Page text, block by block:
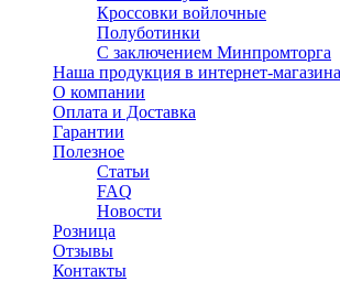
Кроссовки войлочные
Полуботинки
C заключением Минпромторга
Наша продукция в интернет-
О компании
Оплата и Доставка
Гарантии
Полезное
Статьи
FAQ
Новости
Розница
Отзывы
Контакты